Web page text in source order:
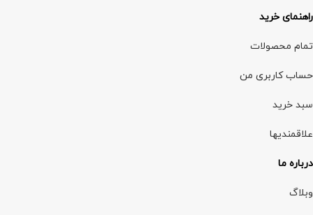
راهنمای خرید
تمام محصولات
حساب کاربری من
سبد خرید
علاقمندیها
درباره ما
وبلاگ